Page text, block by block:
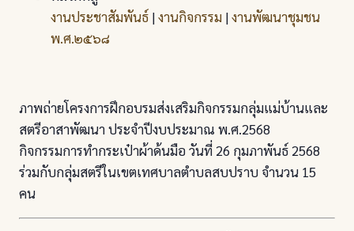
งานประชาสัมพันธ์ |งานกิจกรรม |งานพัฒนาชุมชน
พ.ศ.๒๕๖๘
ภาพถ่ายโครงการฝึกอบรมส่งเสริมกิจกรรมกลุ่มแม่บ้านและ
สตรีอาสาพัฒนา ประจำปีงบประมาณ พ.ศ.2568
กิจกรรมการทำกระเป๋าผ้าด้นมือ วันที่ 26 กุมภาพันธ์ 2568
ร่วมกับกลุ่มสตรีในเขตเทศบาลตำบลสบปราบ จำนวน 15
คน